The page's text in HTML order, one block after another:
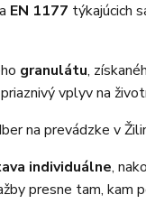
a EN 1177 týkajúcich
granulátu,
vplyv na
na prevádzke v
individuálne,
presne tam, kam